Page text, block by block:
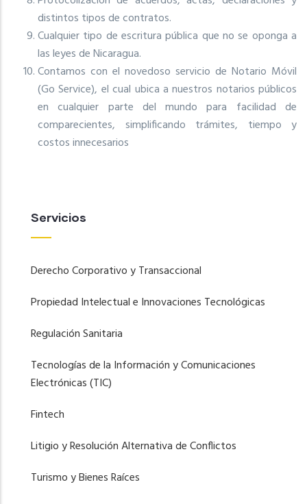
distintos tipos de contratos.
Cualquier tipo de escritura pública que no se oponga a
las leyes de Nicaragua.
Contamos con el novedoso servicio de Notario Móvil
(Go Service), el cual ubica a nuestros notarios públicos
en cualquier parte del mundo para facilidad de
comparecientes, simplificando trámites, tiempo y
costos innecesarios
Servicios
Derecho Corporativo y Transaccional
Propiedad Intelectual e Innovaciones Tecnológicas
Regulación Sanitaria
Tecnologías de la Información y Comunicaciones
Electrónicas (TIC)
Fintech
Litigio y Resolución Alternativa de Conflictos
Turismo y Bienes Raíces